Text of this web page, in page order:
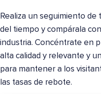
Realiza un seguimiento
del tiempo y compárala
industria. Concéntrate en
alta calidad y relevante y
para mantener a los
las tasas de rebote.